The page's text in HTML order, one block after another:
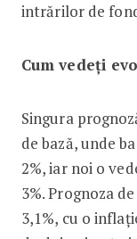
intrărilor de
Cum vedeți
Singura
de bază, unde
2%, iar noi o
3%. Prognoza
3,1%, cu o